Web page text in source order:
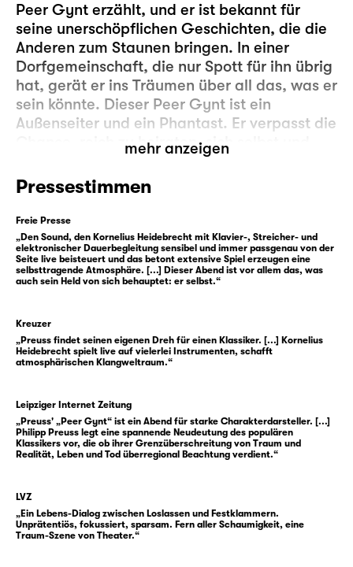
Peer Gynt erzählt, und er ist bekannt für
seine unerschöpflichen Geschichten, die die
Anderen zum Staunen bringen. In einer
Dorfgemeinschaft, die nur Spott für ihn übrig
hat, gerät er ins Träumen über all das, was er
sein könnte. Dieser Peer Gynt ist ein
Außenseiter und ein Phantast. Er verpasst die
Chance, reich zu heiraten, sich selbst und
seine Mutter abzusichern, doch
gleichermaßen weiß er, dass Größeres auf
ihn wartet. Er lässt sich verführen von jeder
Zerstreuung, der nächsten Schlägerei, von
seinen Gedanken, die ihn sich als Kaiser
sehen lassen, als einen, der Großes
vollbringt. Taumelnd geht er diesem Bild
Hochzeitsgesellschaft die Braut raubt und
anschließend vogelfrei ins Reich der Trolle
flieht, um dort das erstbeste Mädchen zu
sich in Solveig verliebt, ihr ein Haus baut. Der
Gleiche, der nicht ankommen will, der sich
nicht für einen Weg entscheidet. Er füllt sich
an mit Identität, getrieben von der
und für die Anderen. Er reist um die Welt,
arbeitet als Reeder in Amerika, wird zum
Propheten, zum Kaiser der Selbstsucht und
mehr anzeigen
Pressestimmen
Freie Presse
„Den Sound, den Kornelius Heidebrecht mit Klavier-, Streicher- und
elektronischer Dauerbegleitung sensibel und immer passgenau von der
Seite live beisteuert und das betont extensive Spiel erzeugen eine
selbsttragende Atmosphäre. [...] Dieser Abend ist vor allem das, was
auch sein Held von sich behauptet: er selbst.“
Kreuzer
„Preuss findet seinen eigenen Dreh für einen Klassiker. [...] Kornelius
Heidebrecht spielt live auf vielerlei Instrumenten, schafft
atmosphärischen Klangweltraum.“
Leipziger Internet Zeitung
„Preuss' „Peer Gynt“ ist ein Abend für starke Charakterdarsteller. [...]
Philipp Preuss legt eine spannende Neudeutung des populären
Klassikers vor, die ob ihrer Grenzüberschreitung von Traum und
Realität, Leben und Tod überregional Beachtung verdient.“
LVZ
„Ein Lebens-Dialog zwischen Loslassen und Festklammern.
Unprätentiös, fokussiert, sparsam. Fern aller Schaumigkeit, eine
Traum-Szene von Theater.“